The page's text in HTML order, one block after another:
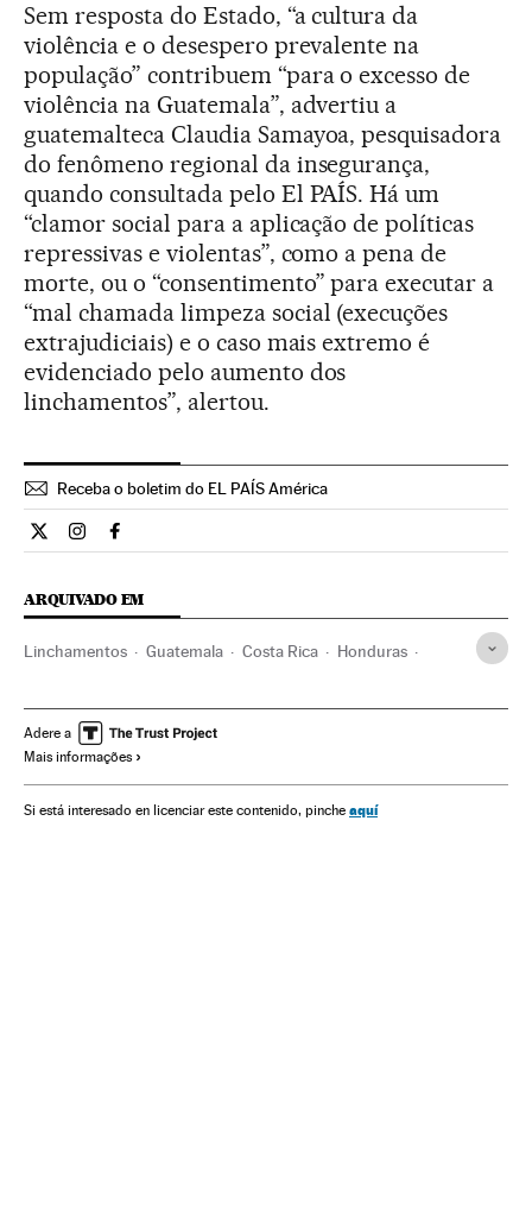
Sem resposta do Estado, “a cultura da
violência e o desespero prevalente na
população” contribuem “para o excesso de
violência na Guatemala”, advertiu a
guatemalteca Claudia Samayoa, pesquisadora
do fenômeno regional da insegurança,
quando consultada pelo El PAÍS. Há um
“clamor social para a aplicação de políticas
repressivas e violentas”, como a pena de
morte, ou o “consentimento” para executar a
“mal chamada limpeza social (execuções
extrajudiciais) e o caso mais extremo é
evidenciado pelo aumento dos
linchamentos”, alertou.
Receba o boletim do EL PAÍS América
Internacional El País Brasil en Twitter
Internacional El País Brasil en Instagram
Internacional El País Brasil en Facebook
ARQUIVADO EM
Linchamentos Guatemala Costa Rica Honduras
Delitos ordem pública América Latina
Sociedade
Adere a
Mais informações
Si está interesado en licenciar este contenido, pinche aquí